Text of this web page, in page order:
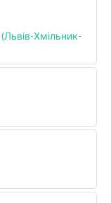
Хмільник-